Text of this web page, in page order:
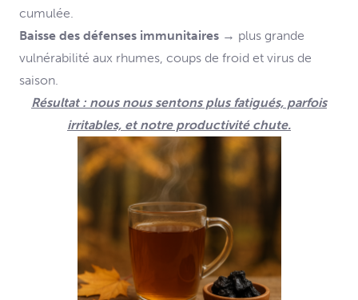
cumulée.
Baisse des défenses immunitaires → plus grande
vulnérabilité aux rhumes, coups de froid et virus de
saison.
Résultat : nous nous sentons plus fatigués, parfois
irritables, et notre productivité chute.